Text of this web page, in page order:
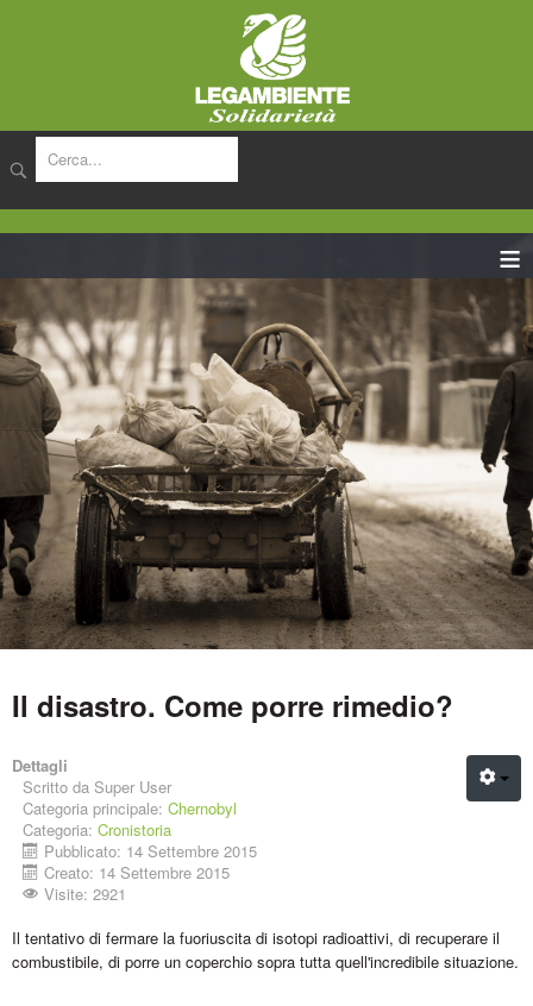
≡
Il disastro. Come porre rimedio?
Dettagli
Scritto da Super User
Categoria principale: Chernobyl
Categoria: Cronistoria
Pubblicato: 14 Settembre 2015
Creato: 14 Settembre 2015
Visite: 2921
Il tentativo di fermare la fuoriuscita di isotopi radioattivi, di recuperare il
combustibile, di porre un coperchio sopra tutta quell'incredibile situazione.